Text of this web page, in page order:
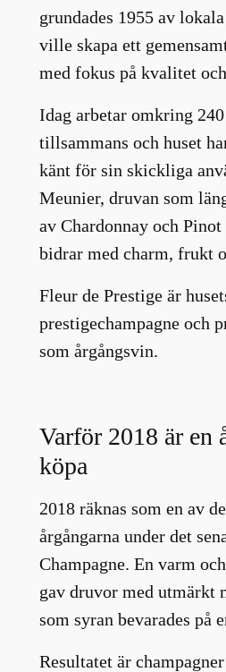
grundades 1955 av
ville skapa ett
med fokus på kvalitet
Idag arbetar omkring
tillsammans och huset
känt för sin skickliga
Meunier, druvan som
av Chardonnay och
bidrar med charm, frukt
Fleur de Prestige är
prestigechampagne och
som årgångsvin.
Varför 2018 är en
köpa
2018 räknas som en av
årgångarna under det
Champagne. En varm
gav druvor med utmärkt
som syran bevarades på
Resultatet är